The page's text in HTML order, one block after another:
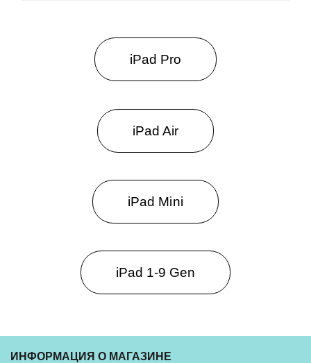
iPad Pro
iPad Air
iPad Mini
iPad 1-9 Gen
ИНФОРМАЦИЯ О МАГАЗИНЕ